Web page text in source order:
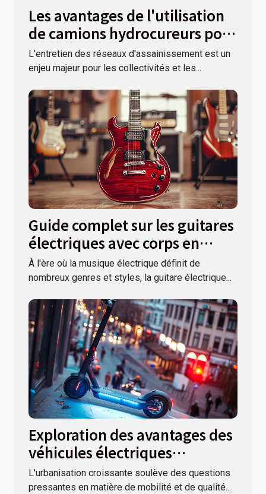
Les avantages de l'utilisation
de camions hydrocureurs pour
le débouchage des
canalisations
L'entretien des réseaux d'assainissement est un
enjeu majeur pour les collectivités et les...
Guide complet sur les guitares
électriques avec corps en
aulne et manche en érable
À l'ère où la musique électrique définit de
nombreux genres et styles, la guitare électrique...
Exploration des avantages des
véhicules électriques
personnels en milieu urbain
L'urbanisation croissante soulève des questions
pressantes en matière de mobilité et de qualité...